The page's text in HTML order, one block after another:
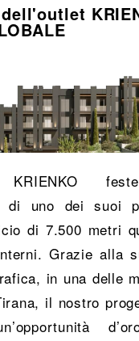
di uno dei suoi
di 7.500 metri
Grazie alla
in una delle
il nostro